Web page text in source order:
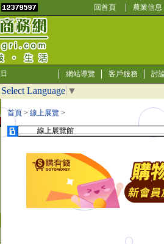
回首頁 農業信息
網站導覽 客戶服務 討
Select Language ▼
首頁 > 線上展覽 >
線上展覽館